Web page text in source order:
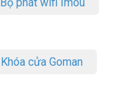
Khóa cửa Goman